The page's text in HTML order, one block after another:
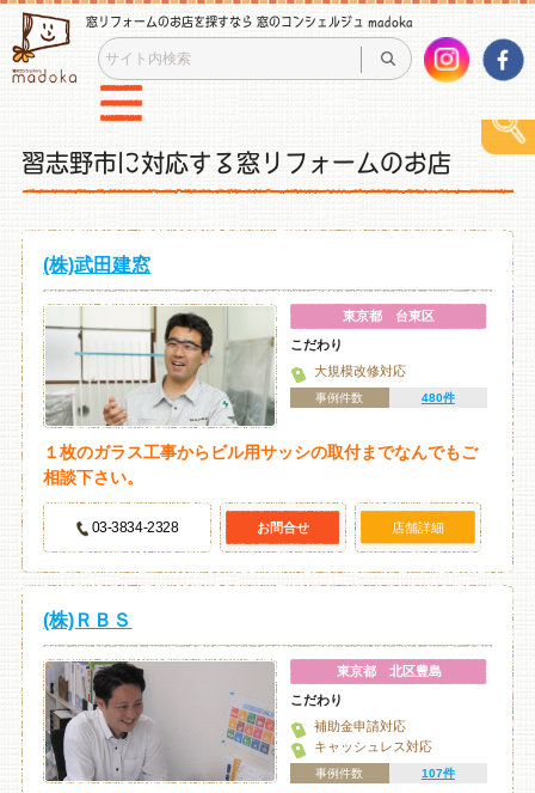
窓リフォームのお店を探すなら 窓のコンシェルジュ madoka
習志野市に対応する窓リフォームのお店
(株)武田建窓
東京都 台東区
こだわり
大規模改修対応
事例件数 480件
１枚のガラス工事からビル用サッシの取付までなんでもご
相談下さい。
03-3834-2328 お問合せ 店舗詳細
(株)ＲＢＳ
東京都 北区豊島
こだわり
補助金申請対応
キャッシュレス対応
事例件数 107件